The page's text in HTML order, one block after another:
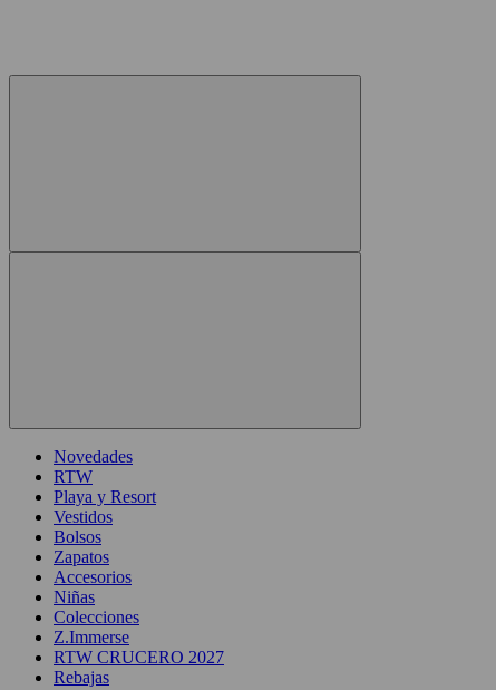
Novedades
RTW
Playa y Resort
Vestidos
Bolsos
Zapatos
Accesorios
Niñas
Colecciones
Z.Immerse
RTW CRUCERO 2027
Rebajas